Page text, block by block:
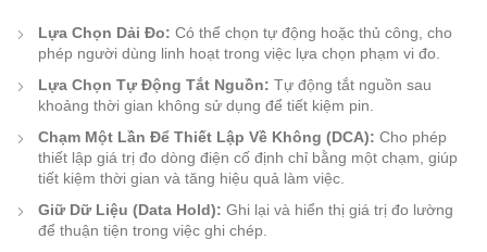
Lựa Chọn Dải Đo: Có thể chọn tự động hoặc thủ công, cho
phép người dùng linh hoạt trong việc lựa chọn phạm vi đo.
Lựa Chọn Tự Động Tắt Nguồn: Tự động tắt nguồn sau
khoảng thời gian không sử dụng để tiết kiệm pin.
Chạm Một Lần Để Thiết Lập Về Không (DCA): Cho phép
thiết lập giá trị đo dòng điện cố định chỉ bằng một chạm, giúp
tiết kiệm thời gian và tăng hiệu quả làm việc.
Giữ Dữ Liệu (Data Hold): Ghi lại và hiển thị giá trị đo lường
để thuận tiện trong việc ghi chép.